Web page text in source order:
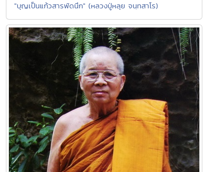
"บุญเป็นแก้วสารพัดนึก" (หลวงปู่หลุย จนฺทสาโร)